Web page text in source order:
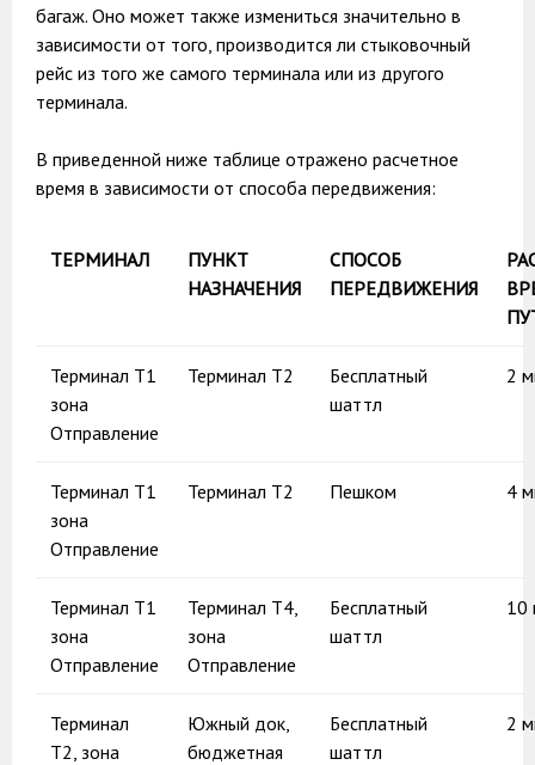
багаж. Оно может также измениться значительно в
зависимости от того, производится ли стыковочный
рейс из того же самого терминала или из другого
терминала.
В приведенной ниже таблице отражено расчетное
время в зависимости от способа передвижения:
ТЕРМИНАЛ
ПУНКТ
НАЗНАЧЕНИЯ
СПОСОБ
ПЕРЕДВИЖЕНИЯ
Терминал Т1
зона
Отправление
Терминал Т2
Бесплатный
шаттл
2
Терминал Т1
зона
Отправление
Терминал Т2 Пешком 4
Терминал Т1
зона
Отправление
Терминал Т4,
зона
Отправление
Бесплатный
шаттл
10
Терминал
Т2, зона
Южный док,
бюджетная
Бесплатный
шаттл
2